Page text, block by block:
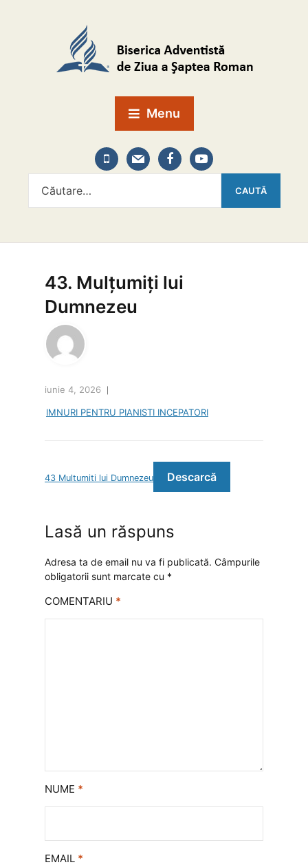
Menu
43. Mulțumiți lui
Dumnezeu
iunie 4, 2026
IMNURI PENTRU PIANISTI INCEPATORI
43 Multumiti lui Dumnezeu Descarcă
Lasă un răspuns
Adresa ta de email nu va fi publicată. Câmpurile
obligatorii sunt marcate cu *
COMENTARIU *
NUME *
EMAIL *